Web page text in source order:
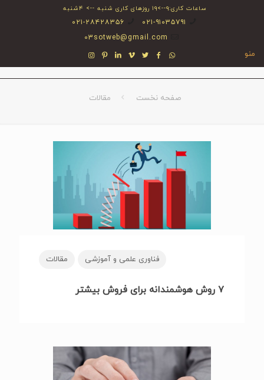
ساعات کاری:۹-->۱۹ روزهای کاری شنبه --> ۴شنبه
۰۲۱-۹۱۰۳۵۷۹۱
۰۲۱-۲۸۴۲۸۳۵۶
03sotweb@gmail.com
منو
صفحه نخست مقالات
فناوری علمی و آموزشی مقالات
۷ روش هوشمندانه برای فروش بیشتر